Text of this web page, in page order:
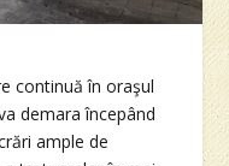
continuă în oraşul
demara începând
ample de